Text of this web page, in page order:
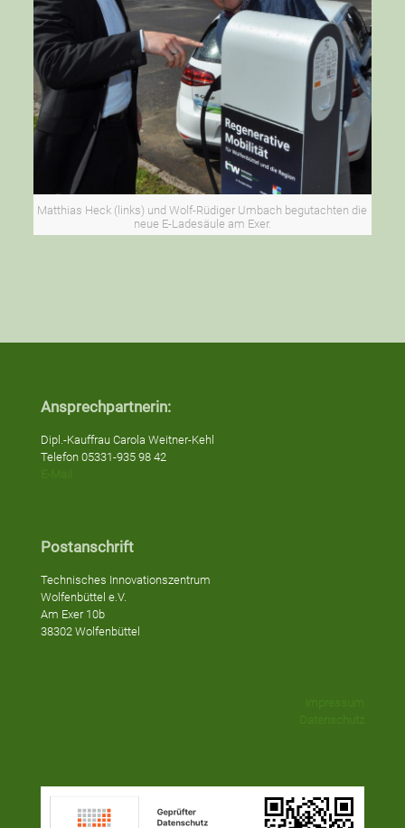
Matthias Heck (links) und Wolf-Rüdiger Umbach begutachten die
neue E-Ladesäule am Exer.
Ansprechpartnerin:
Dipl.-Kauffrau Carola Weitner-Kehl
Telefon 05331-935 98 42
Postanschrift
Technisches Innovationszentrum
Wolfenbüttel e.V.
Am Exer 10b
38302 Wolfenbüttel